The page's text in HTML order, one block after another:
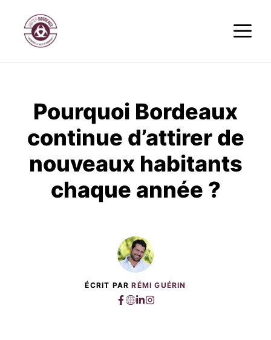
contenu
Pourquoi Bordeaux
continue d’attirer de
nouveaux habitants
chaque année ?
ÉCRIT PARRÉMI GUÉRIN